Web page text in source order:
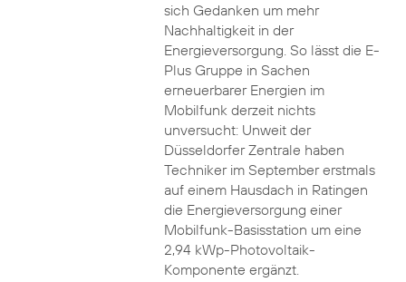
sich Gedanken um mehr
Nachhaltigkeit in der
Energieversorgung. So lässt die E-
Plus Gruppe in Sachen
erneuerbarer Energien im
Mobilfunk derzeit nichts
unversucht: Unweit der
Düsseldorfer Zentrale haben
Techniker im September erstmals
auf einem Hausdach in Ratingen
die Energieversorgung einer
Mobilfunk-Basisstation um eine
2,94 kWp-Photovoltaik-
Komponente ergänzt.